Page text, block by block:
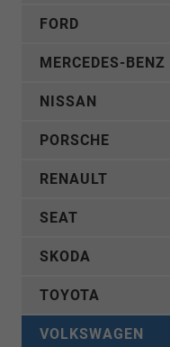
FORD
MERCEDES-BENZ
NISSAN
PORSCHE
RENAULT
SEAT
SKODA
TOYOTA
VOLKSWAGEN